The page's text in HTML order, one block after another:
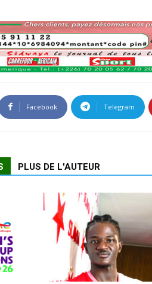
Facebook Telegram
PLUS DE L'AUTEUR